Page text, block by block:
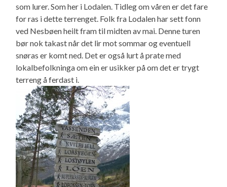
som lurer. Som her i Lodalen. Tidleg om våren er det fare
for ras i dette terrenget. Folk fra Lodalen har sett fonn
ved Nesbøen heilt fram til midten av mai. Denne turen
bør nok takast når det lir mot sommar og eventuell
snøras er komt ned. Det er også lurt å prate med
lokalbefolkninga om ein er usikker på om det er trygt
terreng å ferdast i.